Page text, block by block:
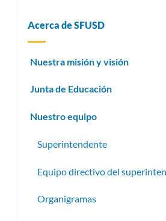
Acerca de SFUSD
Nuestra misión y visión
Junta de Educación
Nuestro equipo
Superintendente
Equipo directivo del
Organigramas